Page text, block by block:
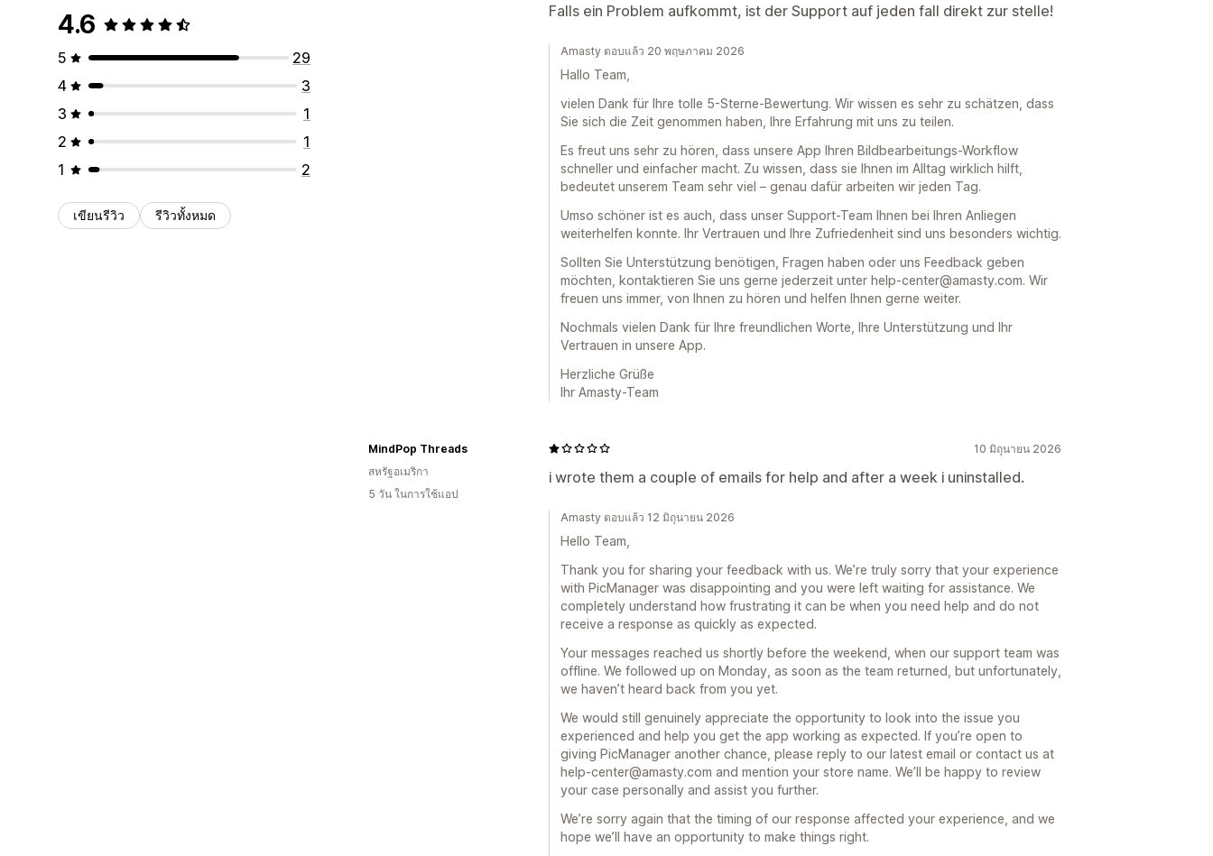
4.6
5
29
4
3
3
1
2
1
1
2
เขียนรีวิว รีวิวทั้งหมด
Falls ein Problem aufkommt, ist der Support auf jeden fall direkt zur stelle!
Amasty ตอบแล้ว 20 พฤษภาคม 2026
Hallo Team,
vielen Dank für Ihre tolle 5-Sterne-Bewertung. Wir wissen es sehr zu schätzen, dass
Sie sich die Zeit genommen haben, Ihre Erfahrung mit uns zu teilen.
Es freut uns sehr zu hören, dass unsere App Ihren Bildbearbeitungs-Workflow
schneller und einfacher macht. Zu wissen, dass sie Ihnen im Alltag wirklich hilft,
bedeutet unserem Team sehr viel – genau dafür arbeiten wir jeden Tag.
Umso schöner ist es auch, dass unser Support-Team Ihnen bei Ihren Anliegen
weiterhelfen konnte. Ihr Vertrauen und Ihre Zufriedenheit sind uns besonders wichtig.
Sollten Sie Unterstützung benötigen, Fragen haben oder uns Feedback geben
möchten, kontaktieren Sie uns gerne jederzeit unter help-center@amasty.com. Wir
freuen uns immer, von Ihnen zu hören und helfen Ihnen gerne weiter.
Nochmals vielen Dank für Ihre freundlichen Worte, Ihre Unterstützung und Ihr
Vertrauen in unsere App.
Herzliche Grüße
Ihr Amasty-Team
10 มิถุนายน 2026
i wrote them a couple of emails for help and after a week i uninstalled.
MindPop Threads
สหรัฐอเมริกา
5 วัน ในการใช้แอป
Amasty ตอบแล้ว 12 มิถุนายน 2026
Hello Team,
Thank you for sharing your feedback with us. We’re truly sorry that your experience
with PicManager was disappointing and you were left waiting for assistance. We
completely understand how frustrating it can be when you need help and do not
receive a response as quickly as expected.
Your messages reached us shortly before the weekend, when our support team was
offline. We followed up on Monday, as soon as the team returned, but unfortunately,
we haven’t heard back from you yet.
We would still genuinely appreciate the opportunity to look into the issue you
experienced and help you get the app working as expected. If you’re open to
giving PicManager another chance, please reply to our latest email or contact us at
help-center@amasty.com and mention your store name. We’ll be happy to review
your case personally and assist you further.
We’re sorry again that the timing of our response affected your experience, and we
hope we’ll have an opportunity to make things right.